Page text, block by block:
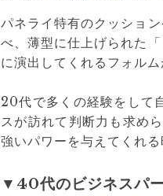
パネライ特有のクッショ
べ、薄型に仕上げられた
に演出してくれるフォルム
20代で多くの経験をして
スが訪れて判断力も求め
強いパワーを与えてくれる
▼40代のビジネスパ